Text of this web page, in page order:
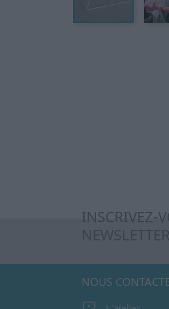
INSCRIVEZ-
NOUS